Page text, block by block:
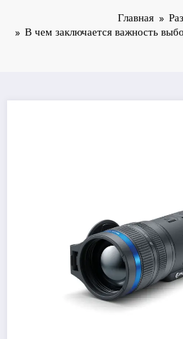
Главная
В чем заключается важность